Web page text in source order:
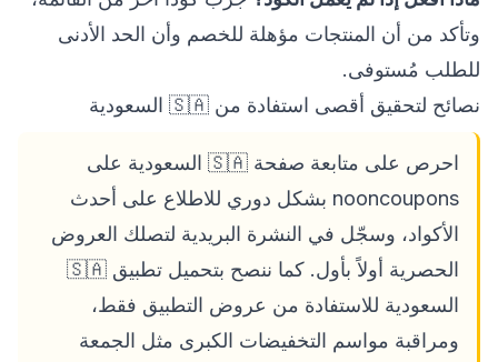
وتأكد من أن المنتجات مؤهلة للخصم وأن الحد الأدنى
للطلب مُستوفى.
نصائح لتحقيق أقصى استفادة من 🇸🇦 السعودية
احرص على متابعة صفحة 🇸🇦 السعودية على
nooncoupons بشكل دوري للاطلاع على أحدث
الأكواد، وسجّل في النشرة البريدية لتصلك العروض
الحصرية أولاً بأول. كما ننصح بتحميل تطبيق 🇸🇦
السعودية للاستفادة من عروض التطبيق فقط،
ومراقبة مواسم التخفيضات الكبرى مثل الجمعة